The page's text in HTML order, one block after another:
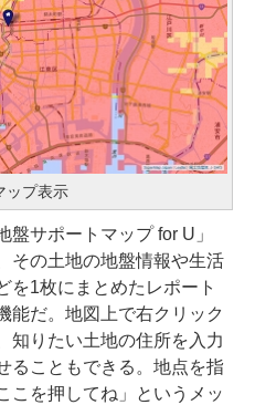
ップ表示
サポートマップ for U」
その土地の地盤情報や生活
を1枚にまとめたレポート
能だ。地図上で右クリック
知りたい土地の住所を入力
ることもできる。地点を指
こを押してね」というメッ